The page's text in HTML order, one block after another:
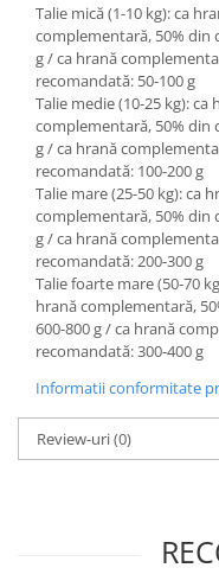
Talie mică (1-10 kg): ca
complementară, 50% din
g / ca hrană
recomandată: 50-100 g
Talie medie (10-25 kg):
complementară, 50% din
g / ca hrană
recomandată: 100-200 g
Talie mare (25-50 kg): ca
complementară, 50% din
g / ca hrană
recomandată: 200-300 g
Talie foarte mare (50-70
hrană complementară,
600-800 g / ca hrană
recomandată: 300-400 g
Informatii conformitate
Review-uri(0)